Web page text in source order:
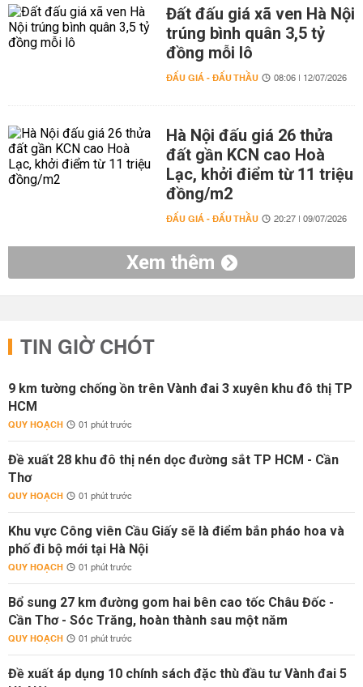
Đất đấu giá xã ven Hà Nội
trúng bình quân 3,5 tỷ
đồng mỗi lô
ĐẤU GIÁ - ĐẤU THẦU 08:06 | 12/07/2026
Hà Nội đấu giá 26 thửa
đất gần KCN cao Hoà
Lạc, khởi điểm từ 11 triệu
đồng/m2
ĐẤU GIÁ - ĐẤU THẦU 20:27 | 09/07/2026
Xem thêm
TIN GIỜ CHÓT
9 km tường chống ồn trên Vành đai 3 xuyên khu đô thị TP
HCM
QUY HOẠCH 01 phút trước
Đề xuất 28 khu đô thị nén dọc đường sắt TP HCM - Cần
Thơ
QUY HOẠCH 01 phút trước
Khu vực Công viên Cầu Giấy sẽ là điểm bắn pháo hoa và
phố đi bộ mới tại Hà Nội
QUY HOẠCH 01 phút trước
Bổ sung 27 km đường gom hai bên cao tốc Châu Đốc -
Cần Thơ - Sóc Trăng, hoàn thành sau một năm
QUY HOẠCH 01 phút trước
Đề xuất áp dụng 10 chính sách đặc thù đầu tư Vành đai 5